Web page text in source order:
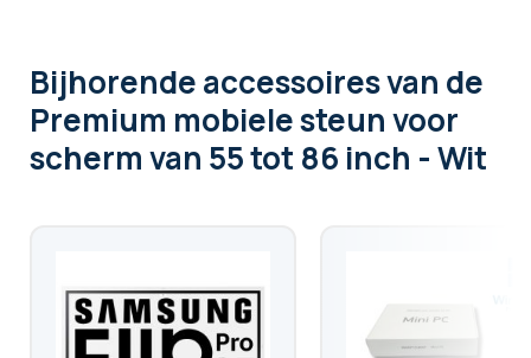
Bijhorende accessoiresvan de
Premium mobiele steun voor
scherm van 55 tot 86 inch - Wit